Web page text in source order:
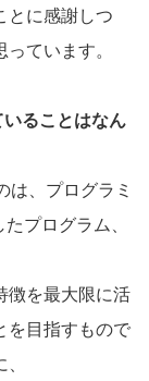
とに感謝しつ
ています。
ることはなん
は、プログラミ
プログラム、
徴を最大限に活
を目指すもので